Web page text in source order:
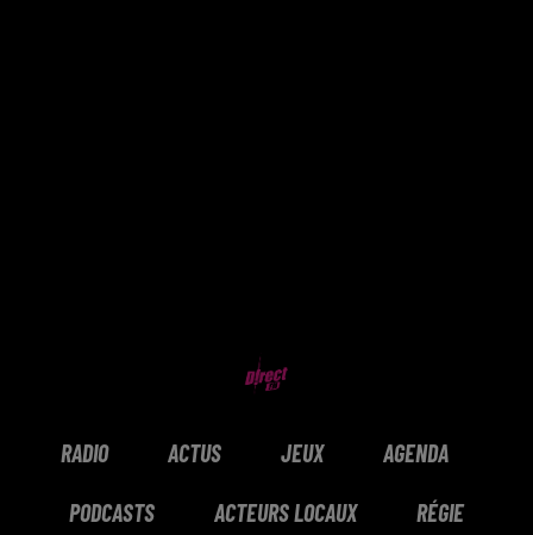
RADIO ACTUS JEUX AGENDA
PODCASTS ACTEURS LOCAUX RÉGIE